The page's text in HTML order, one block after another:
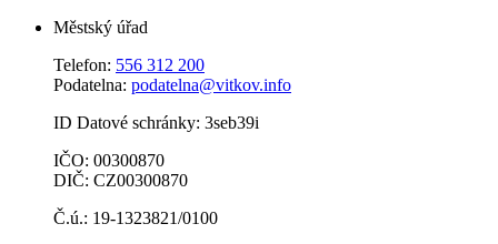
Městský úřad
Telefon: 556 312 200
Podatelna: podatelna@vitkov.info
ID Datové schránky: 3seb39i
IČO: 00300870
DIČ: CZ00300870
Č.ú.: 19-1323821/0100